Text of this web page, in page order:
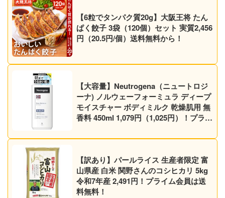
【6粒でタンパク質20g】大阪王将 たん
ぱく餃子 3袋（120個）セット 実質2,456
円（20.5円/個）送料無料から！
【大容量】Neutrogena（ニュートロジ
ーナ) ノルウェーフォーミュラ ディープ
モイスチャー ボディミルク 乾燥肌用 無
香料 450ml 1,079円（1,025円）！プライ
【訳あり】パールライス 生産者限定 富
山県産 白米 関野さんのコシヒカリ 5kg
令和7年産 2,491円！プライム会員は送
料無料！